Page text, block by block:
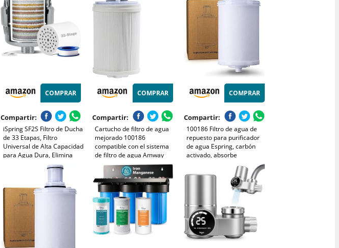
Color Blanco
COMPRAR
Compartir:
iSpring SF2S Filtro de Ducha
de 33 Etapas, Filtro
Universal de Alta Capacidad
para Agua Dura, Elimina
Cloro, Metales Pesados,
Olores, Mejora la Piel,
Suaviza el Cabello,
Fortalece las Uñas
COMPRAR
Compartir:
Cartucho de filtro de agua
mejorado 100186
compatible con el sistema
de filtro de agua Amway
eSpring, eficiencia de
filtración 4X con diseño
plisado, elimina el 99.9% de
partículas, retiene
COMPRAR
Compartir:
100186 Filtro de agua de
repuesto para purificador
de agua Espring, carbón
activado, absorbe
eficazmente elementos
nocivos, retiene minerales
beneficiosos, hasta 5000